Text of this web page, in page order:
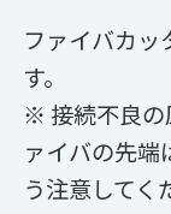
ファイバカッ
す。
※ 接続不良の
ァイバの先端
う注意してく